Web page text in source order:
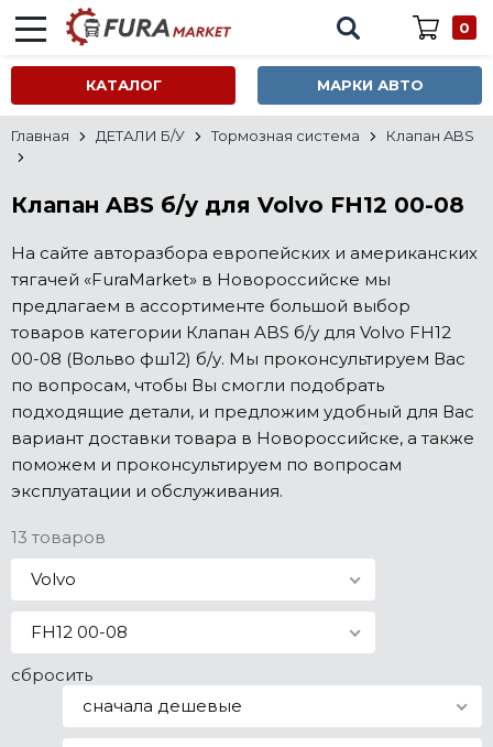
0
КАТАЛОГ МАРКИ АВТО
Главная ДЕТАЛИ Б/У Тормозная система Клапан ABS
Клапан ABS б/у для Volvo FH12 00-08
На сайте авторазбора европейских и американских
тягачей «FuraMarket» в Новороссийске мы
предлагаем в ассортименте большой выбор
товаров категории Клапан ABS б/у для Volvo FH12
00-08 (Вольво фш12) б/у. Мы проконсультируем Вас
по вопросам, чтобы Вы смогли подобрать
подходящие детали, и предложим удобный для Вас
вариант доставки товара в Новороссийске, а также
поможем и проконсультируем по вопросам
эксплуатации и обслуживания.
13 товаров
Volvo
FH12 00-08
сбросить
сначала дешевые